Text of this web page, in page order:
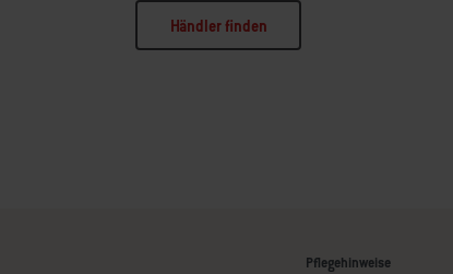
Händler finden
Pflegehinweise